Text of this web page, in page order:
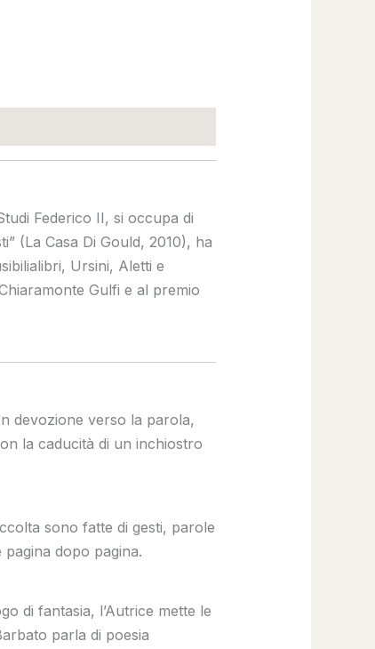
Federico II, si occupa di
(La Casa Di Gould, 2010), ha
Ursini, Aletti e
Gulfi e al premio
devozione verso la parola,
la caducità di un inchiostro
sono fatte di gesti, parole
dopo pagina.
di fantasia, l’Autrice mette le
parla di poesia